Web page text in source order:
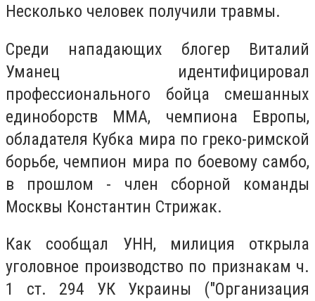
Несколько человек получили травмы.
Среди нападающих блогер Виталий
Уманец идентифицировал
профессионального бойца смешанных
единоборств ММА, чемпиона Европы,
обладателя Кубка мира по греко-римской
борьбе, чемпион мира по боевому самбо,
в прошлом - член сборной команды
Москвы Константин Стрижак.
Как сообщал УНН, милиция открыла
уголовное производство по признакам ч.
1 ст. 294 УК Украины ("Организация